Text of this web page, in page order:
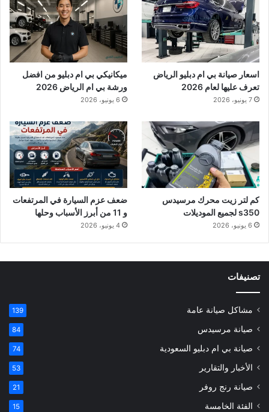
اسعار صيانة بي ام دبليو الرياض
تعرف عليها لعام 2026
7 يونيو، 2026
ميكانيكي بي ام دبليو من افضل
ورشة بي ام الرياض 2026
6 يونيو، 2026
كم لتر زيت محرك مرسيدس
s350 لجميع الموديلات
6 يونيو، 2026
ضعف عزم السيارة في المرتفعات
و 11 من أبرز الأسباب وحلها
4 يونيو، 2026
تصنيفات
مشاكل صيانة عامة 139
صيانة مرسيدس 84
صيانة بي ام دبليو السعودية 74
الأخبار والتقارير 53
صيانة رنج روفر 21
الفئة الخامسة 15